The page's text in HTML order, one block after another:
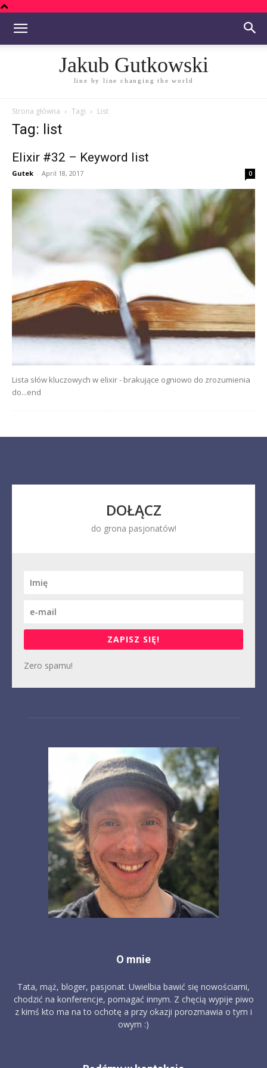
Jakub Gutkowski
line by line changing the world
Strona główna Tagi List
Tag: list
Elixir #32 – Keyword list
Gutek - April 18, 2017 0
Lista słów kluczowych w elixir - brakujące ogniowo do zrozumienia
do...end
DOŁĄCZ
do grona pasjonatów!
ZAPISZ SIĘ!
Zero spamu!
O mnie
Tata, mąż, bloger, pasjonat. Uwielbia bawić się nowościami,
chodzić na konferencje, pomagać innym. Z chęcią wypije piwo
z kimś kto ma na to ochotę a przy okazji porozmawia o tym i
owym :)